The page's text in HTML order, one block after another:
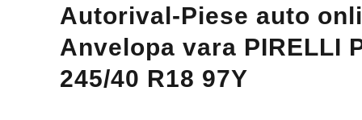
Autorival-Piese auto
Anvelopa vara PIRELLI
245/40 R18 97Y